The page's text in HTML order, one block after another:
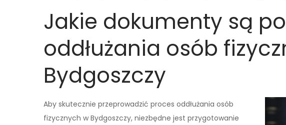
Jakie dokumenty są
oddłużania osób
Bydgoszczy
Aby skutecznie przeprowadzić proces oddłużania osób
fizycznych w Bydgoszczy, niezbędne jest przygotowanie